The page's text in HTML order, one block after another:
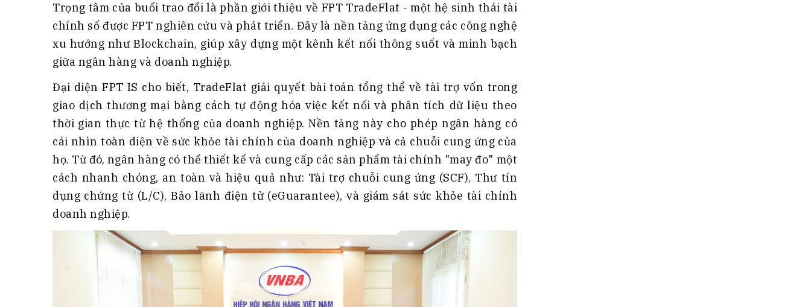
Trọng tâm của buổi trao đổi là phần giới thiệu về FPT TradeFlat - một hệ sinh thái tài
chính số được FPT nghiên cứu và phát triển. Đây là nền tảng ứng dụng các công nghệ
xu hướng như Blockchain, giúp xây dựng một kênh kết nối thông suốt và minh bạch
giữa ngân hàng và doanh nghiệp.
Đại diện FPT IS cho biết, TradeFlat giải quyết bài toán tổng thể về tài trợ vốn trong
giao dịch thương mại bằng cách tự động hóa việc kết nối và phân tích dữ liệu theo
thời gian thực từ hệ thống của doanh nghiệp. Nền tảng này cho phép ngân hàng có
cái nhìn toàn diện về sức khỏe tài chính của doanh nghiệp và cả chuỗi cung ứng của
họ. Từ đó, ngân hàng có thể thiết kế và cung cấp các sản phẩm tài chính "may đo" một
cách nhanh chóng, an toàn và hiệu quả như: Tài trợ chuỗi cung ứng (SCF), Thư tín
dụng chứng từ (L/C), Bảo lãnh điện tử (eGuarantee), và giám sát sức khỏe tài chính
doanh nghiệp.